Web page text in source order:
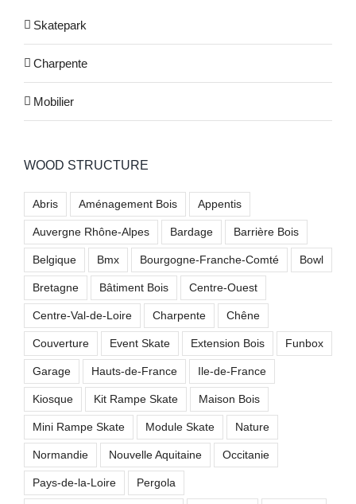
Skatepark
Charpente
Mobilier
WOOD STRUCTURE
Abris Aménagement Bois Appentis
Auvergne Rhône-Alpes Bardage Barrière Bois
Belgique Bmx Bourgogne-Franche-Comté Bowl
Bretagne Bâtiment Bois Centre-Ouest
Centre-Val-de-Loire Charpente Chêne
Couverture Event Skate Extension Bois Funbox
Garage Hauts-de-France Ile-de-France
Kiosque Kit Rampe Skate Maison Bois
Mini Rampe Skate Module Skate Nature
Normandie Nouvelle Aquitaine Occitanie
Pays-de-la-Loire Pergola